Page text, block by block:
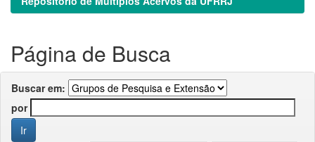
Página de Busca
Buscar em:
por